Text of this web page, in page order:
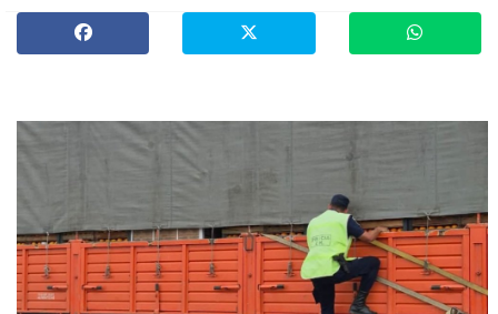
Policiales
»
Salud
»
Economía
»
Espectáculos